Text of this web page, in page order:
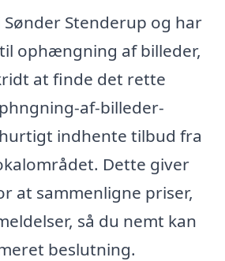
Sønder Stenderup og har
ophængning af billeder,
at finde det rette
af-billeder-
indhente tilbud fra
Dette giver
at sammenligne priser,
så du nemt kan
beslutning.